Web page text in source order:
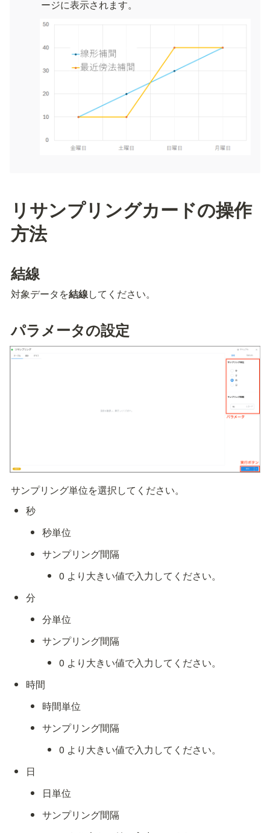
ージに表示されます。
リサンプリングカードの操作
方法
結線
対象データを結線してください。
パラメータの設定
サンプリング単位を選択してください。
秒
秒単位
サンプリング間隔
0 より大きい値で入力してください。
分
分単位
サンプリング間隔
0 より大きい値で入力してください。
時間
時間単位
サンプリング間隔
0 より大きい値で入力してください。
日
日単位
サンプリング間隔